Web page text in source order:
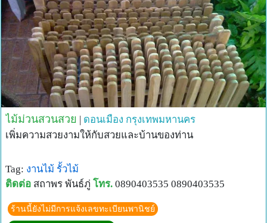
ไม้ม่วนสวนสวย ดอนเมือง กรุงเทพมหานคร
เพิ่มความสวยงามให้กับสวยและบ้านของท่าน
Tag: งานไม้ รั้วไม้
ติดต่อ สถาพร พันธ์ภู่ โทร. 0890403535 0890403535
ร้านนี้ยังไม่มีการแจ้งเลขทะเบียนพานิชย์